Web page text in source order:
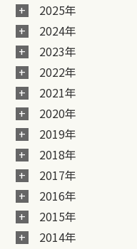
2025年
2024年
2023年
2022年
2021年
2020年
2019年
2018年
2017年
2016年
2015年
2014年